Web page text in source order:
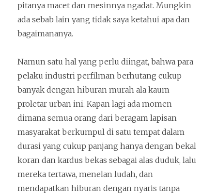
pitanya macet dan mesinnya ngadat. Mungkin
ada sebab lain yang tidak saya ketahui apa dan
bagaimananya.
Namun satu hal yang perlu diingat, bahwa para
pelaku industri perfilman berhutang cukup
banyak dengan hiburan murah ala kaum
proletar urban ini. Kapan lagi ada momen
dimana semua orang dari beragam lapisan
masyarakat berkumpul di satu tempat dalam
durasi yang cukup panjang hanya dengan bekal
koran dan kardus bekas sebagai alas duduk, lalu
mereka tertawa, menelan ludah, dan
mendapatkan hiburan dengan nyaris tanpa